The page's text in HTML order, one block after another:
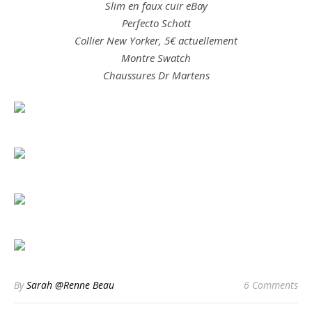
Slim en faux cuir eBay
Perfecto Schott
Collier New Yorker, 5€ actuellement
Montre Swatch
Chaussures Dr Martens
BySarah @Renne Beau 6 Comments